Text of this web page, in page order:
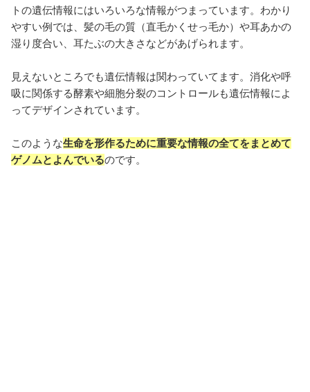
トの遺伝情報にはいろいろな情報がつまっています。わかり
やすい例では、髪の毛の質（直毛かくせっ毛か）や耳あかの
湿り度合い、耳たぶの大きさなどがあげられます。
見えないところでも遺伝情報は関わっていてます。消化や呼
吸に関係する酵素や細胞分裂のコントロールも遺伝情報によ
ってデザインされています。
このような生命を形作るために重要な情報の全てをまとめて
ゲノムとよんでいるのです。